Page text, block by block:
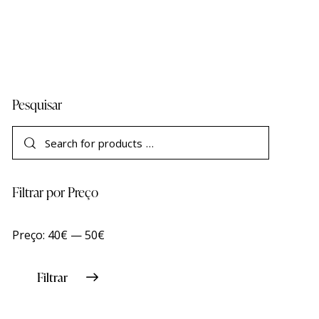
Pesquisar
Filtrar por Preço
Filtrar
Preço: 40€—50€